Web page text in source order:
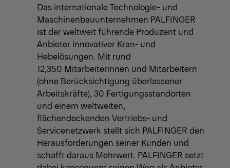
Das internationale Technologie- und
Maschinenbauunternehmen PALFINGER
ist der weltweit führende Produzent und
Anbieter innovativer Kran- und
Hebelösungen. Mit rund
12,350 Mitarbeiterinnen und Mitarbeitern
(ohne Berücksichtigung überlassener
Arbeitskräfte), 30 Fertigungsstandorten
und einem weltweiten,
flächendeckenden Vertriebs- und
Servicenetzwerk stellt sich PALFINGER den
Herausforderungen seiner Kunden und
schafft daraus Mehrwert. PALFINGER setzt